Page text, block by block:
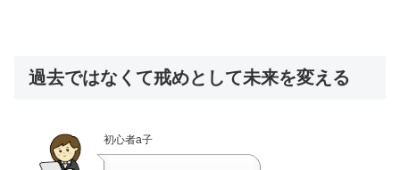
過去ではなくて戒めとして未来を変える
初心者a子